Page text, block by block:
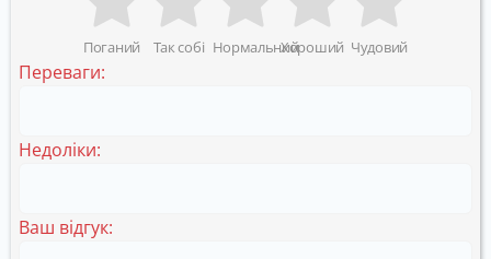
Поганий Так собі НормальнийХороший Чудовий
Переваги:
Недоліки:
Ваш відгук: